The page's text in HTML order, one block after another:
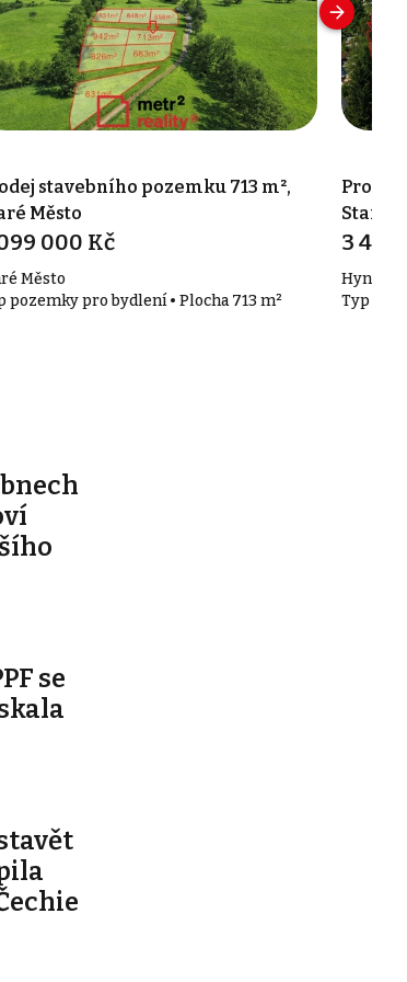
stavebního pozemku 713 m²,
Město
000 Kč
Město
pozemky pro bydlení • Plocha 713 m²
Prodej
Staré
3 499
Hynčice
Typ
se